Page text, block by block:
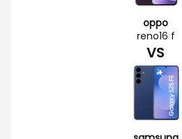
oppo
reno16 f
VS